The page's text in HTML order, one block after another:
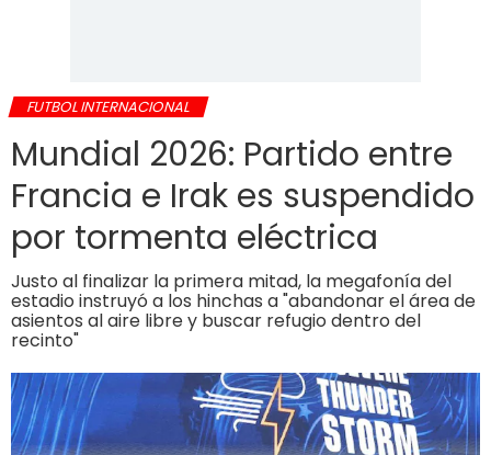
FUTBOL INTERNACIONAL
Mundial 2026: Partido entre
Francia e Irak es suspendido
por tormenta eléctrica
Justo al finalizar la primera mitad, la megafonía del
estadio instruyó a los hinchas a "abandonar el área de
asientos al aire libre y buscar refugio dentro del
recinto"